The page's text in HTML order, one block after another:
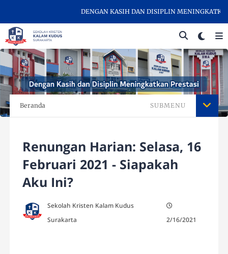
DENGAN KASIH DAN DISIPLIN MENINGKATKAN
Beranda SUBMENU
Renungan Harian: Selasa, 16
Februari 2021 - Siapakah
Aku Ini?
Sekolah Kristen Kalam Kudus
Surakarta
2/16/2021